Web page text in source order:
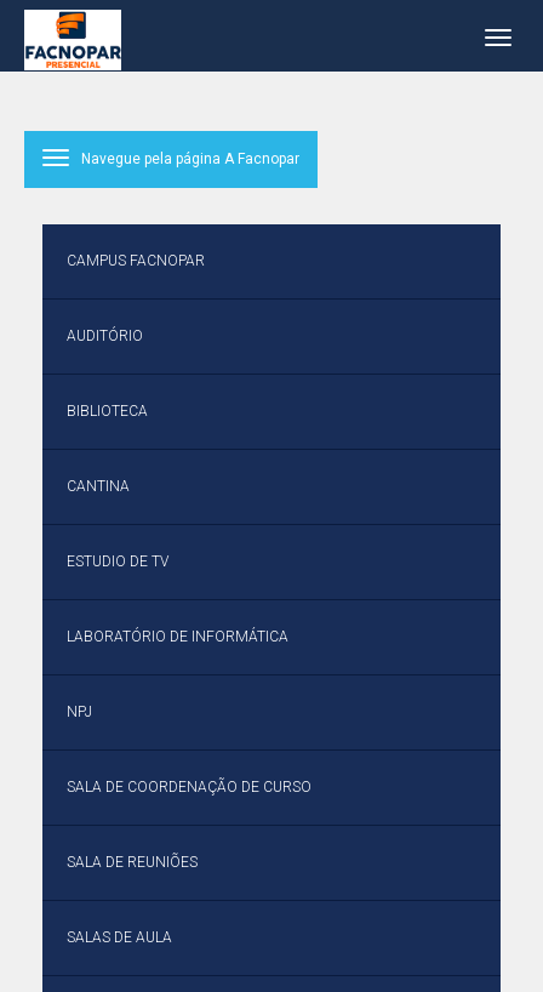
Navegue pela página A Facnopar
CAMPUS FACNOPAR
AUDITÓRIO
BIBLIOTECA
CANTINA
ESTUDIO DE TV
LABORATÓRIO DE INFORMÁTICA
NPJ
SALA DE COORDENAÇÃO DE CURSO
SALA DE REUNIÕES
SALAS DE AULA